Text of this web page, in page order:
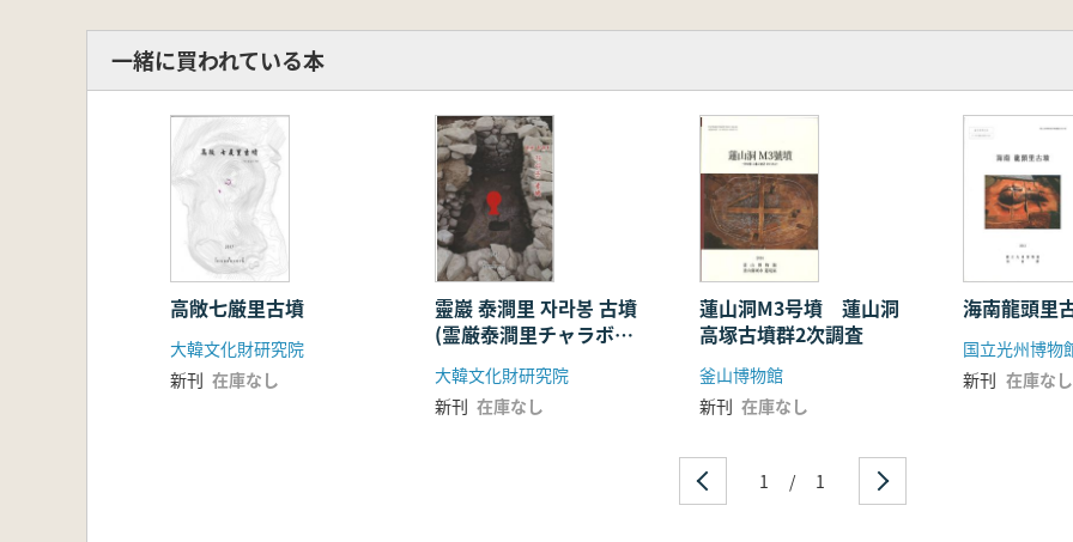
一緒に買われている本
高敞七厳里古墳
大韓文化財研究院
新刊 在庫なし
靈巖 泰澗里 자라봉 古墳
(霊厳泰澗里チャラボン
古墳)
大韓文化財研究院
新刊 在庫なし
蓮山洞M3号墳 蓮山洞
高塚古墳群2次調査
釜山博物館
新刊 在庫なし
海南龍頭里
国立光州博物
新刊 在庫なし
1 / 1